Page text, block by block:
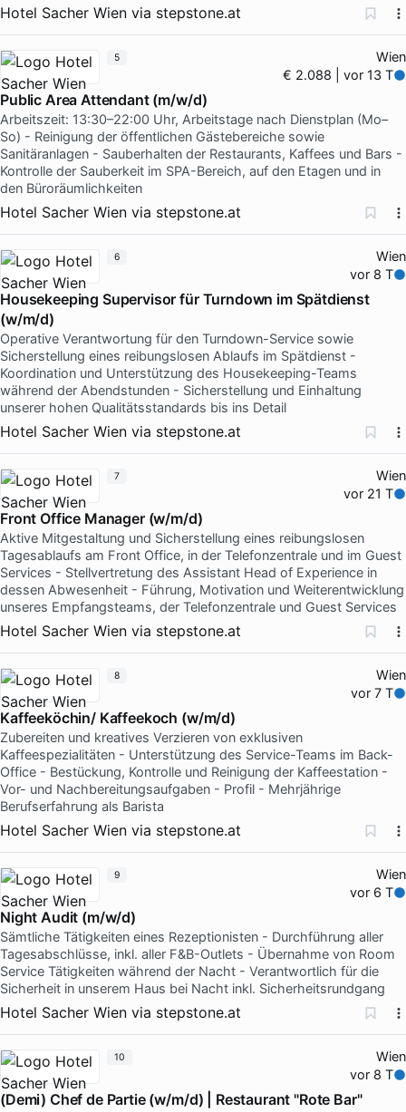
Hotel Sacher Wien via stepstone.at
Wien
€ 2.088 | vor 13 T
Public Area Attendant (m/w/d)
Arbeitszeit: 13:30–22:00 Uhr, Arbeitstage nach Dienstplan (Mo–
So) - Reinigung der öffentlichen Gästebereiche sowie
Sanitäranlagen - Sauberhalten der Restaurants, Kaffees und Bars -
Kontrolle der Sauberkeit im SPA-Bereich, auf den Etagen und in
den Büroräumlichkeiten
Hotel Sacher Wien via stepstone.at
5
Wien
vor 8 T
Housekeeping Supervisor für Turndown im Spätdienst
(w/m/d)
Operative Verantwortung für den Turndown-Service sowie
Sicherstellung eines reibungslosen Ablaufs im Spätdienst -
Koordination und Unterstützung des Housekeeping-Teams
während der Abendstunden - Sicherstellung und Einhaltung
unserer hohen Qualitätsstandards bis ins Detail
Hotel Sacher Wien via stepstone.at
6
Wien
vor 21 T
Front Office Manager (w/m/d)
Aktive Mitgestaltung und Sicherstellung eines reibungslosen
Tagesablaufs am Front Office, in der Telefonzentrale und im Guest
Services - Stellvertretung des Assistant Head of Experience in
dessen Abwesenheit - Führung, Motivation und Weiterentwicklung
unseres Empfangsteams, der Telefonzentrale und Guest Services
Hotel Sacher Wien via stepstone.at
7
Wien
vor 7 T
Kaffeeköchin/ Kaffeekoch (w/m/d)
Zubereiten und kreatives Verzieren von exklusiven
Kaffeespezialitäten - Unterstützung des Service-Teams im Back-
Office - Bestückung, Kontrolle und Reinigung der Kaffeestation -
Vor- und Nachbereitungsaufgaben - Profil - Mehrjährige
Berufserfahrung als Barista
Hotel Sacher Wien via stepstone.at
8
Wien
vor 6 T
Night Audit (m/w/d)
Sämtliche Tätigkeiten eines Rezeptionisten - Durchführung aller
Tagesabschlüsse, inkl. aller F&B-Outlets - Übernahme von Room
Service Tätigkeiten während der Nacht - Verantwortlich für die
Sicherheit in unserem Haus bei Nacht inkl. Sicherheitsrundgang
Hotel Sacher Wien via stepstone.at
9
Wien
vor 8 T
(Demi) Chef de Partie (w/m/d) | Restaurant "Rote Bar"
10